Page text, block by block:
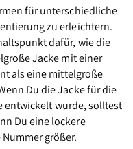
für unterschiedliche
zu erleichtern.
dafür, wie die
Jacke mit einer
als eine mittelgroße
Du die Jacke für die
entwickelt wurde, solltest
Du eine lockere
größer.